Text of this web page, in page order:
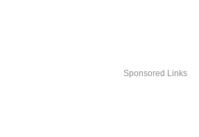
Sponsored Links